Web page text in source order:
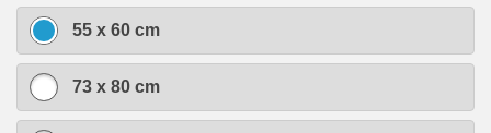
55 x 60 cm
73 x 80 cm